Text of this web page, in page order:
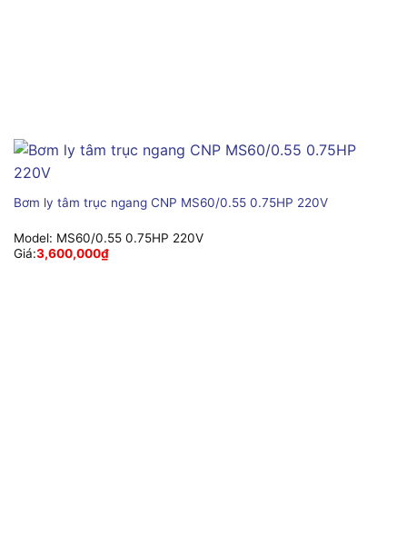
Bơm ly tâm trục ngang CNP MS60/0.55 0.75HP 220V
Model: MS60/0.55 0.75HP 220V
Giá:3,600,000₫